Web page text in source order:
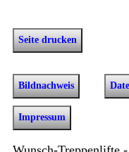
Seite drucken
Bildnachweis
Impressum